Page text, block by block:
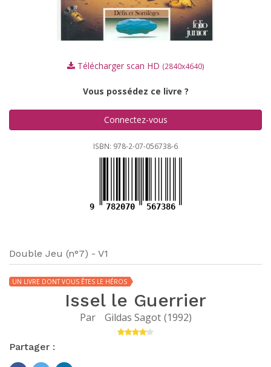
Télécharger scan HD (2840x4640)
Vous possédez ce livre ?
Connectez-vous
ISBN: 978-2-07-056738-6
9 782070 567386
Double Jeu (n°7) - V1
UN LIVRE DONT VOUS ÊTES LE HÉROS
Issel le Guerrier
Par Gildas Sagot (1992)
Partager :